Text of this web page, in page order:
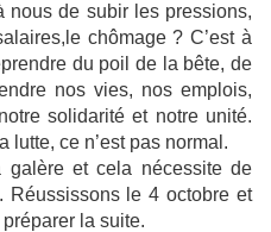
nous de subir les pressions,
chômage ? C’est à
du poil de la bête, de
nos vies, nos emplois,
solidarité et notre unité.
lutte, ce n’est pas normal.
galère et cela nécessite de
Réussissons le 4 octobre et
la suite.